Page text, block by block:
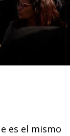
es el mismo